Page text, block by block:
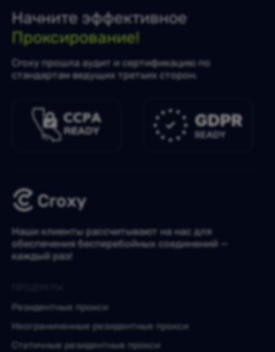
Начните эффективное
Проксирование!
Croxy прошла аудит и сертификацию по
стандартам ведущих третьих сторон.
Наши клиенты рассчитывают на нас для
обеспечения бесперебойных соединений —
каждый раз!
Резидентные прокси
Неограниченные резидентные прокси
Статичные резидентные прокси